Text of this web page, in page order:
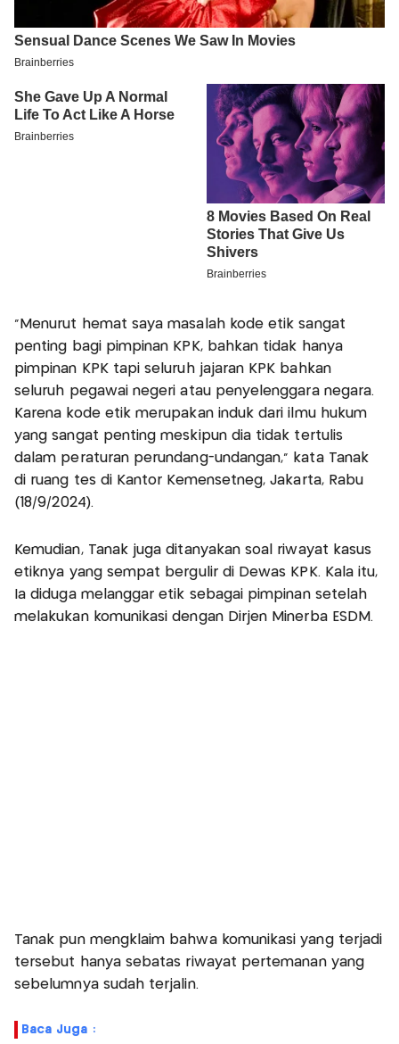
“Menurut hemat saya masalah kode etik sangat
penting bagi pimpinan KPK, bahkan tidak hanya
pimpinan KPK tapi seluruh jajaran KPK bahkan
seluruh pegawai negeri atau penyelenggara negara.
Karena kode etik merupakan induk dari ilmu hukum
yang sangat penting meskipun dia tidak tertulis
dalam peraturan perundang-undangan,” kata Tanak
di ruang tes di Kantor Kemensetneg, Jakarta, Rabu
(18/9/2024).
Kemudian, Tanak juga ditanyakan soal riwayat kasus
etiknya yang sempat bergulir di Dewas KPK. Kala itu,
Ia diduga melanggar etik sebagai pimpinan setelah
melakukan komunikasi dengan Dirjen Minerba ESDM.
Tanak pun mengklaim bahwa komunikasi yang terjadi
tersebut hanya sebatas riwayat pertemanan yang
sebelumnya sudah terjalin.
Baca Juga :